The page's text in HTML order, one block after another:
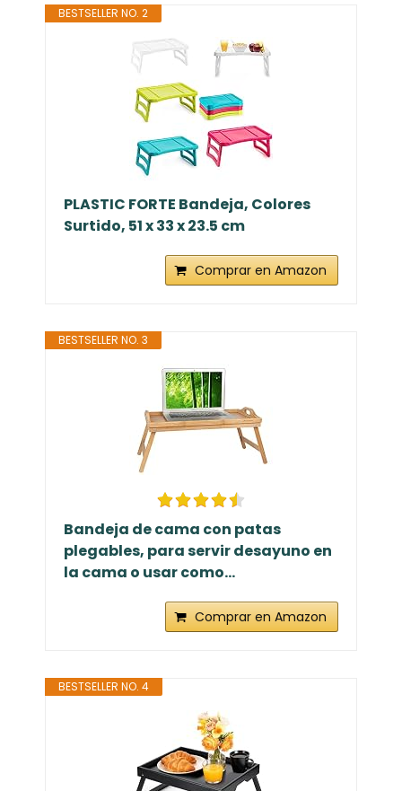
BESTSELLER NO. 2
PLASTIC FORTE Bandeja, Colores
Surtido, 51 x 33 x 23.5 cm
Comprar en Amazon
BESTSELLER NO. 3
Bandeja de cama con patas
plegables, para servir desayuno en
la cama o usar como...
Comprar en Amazon
BESTSELLER NO. 4